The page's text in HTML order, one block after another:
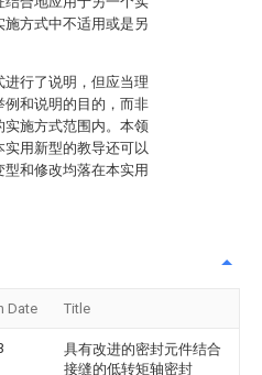
方式中不适用或是另
行了说明，但应当理
和说明的目的，而非
施方式范围内。本领
用新型的教导还可以
和修改均落在本实用
Date Title
具有改进的密封元件结合
接缝的低转矩轴密封